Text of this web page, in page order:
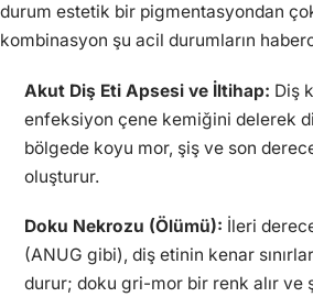
durum estetik bir pigmentasyondan
kombinasyon şu acil durumların
Akut Diş Eti Apsesi ve İltihap: Diş
enfeksiyon çene kemiğini delerek
bölgede koyu mor, şiş ve son
oluşturur.
Doku Nekrozu (Ölümü): İleri
(ANUG gibi), diş etinin kenar
durur; doku gri-mor bir renk alır ve